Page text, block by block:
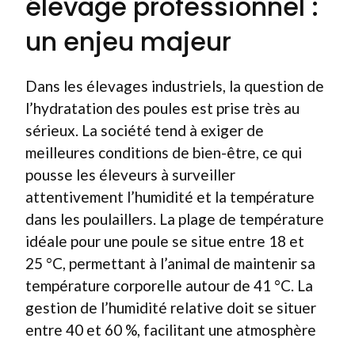
un enjeu majeur
Dans les élevages industriels, la question de
l’hydratation des poules est prise très au
sérieux. La société tend à exiger de
meilleures conditions de bien-être, ce qui
pousse les éleveurs à surveiller
attentivement l’humidité et la température
dans les poulaillers. La plage de température
idéale pour une poule se situe entre 18 et
25 °C, permettant à l’animal de maintenir sa
température corporelle autour de 41 °C. La
gestion de l’humidité relative doit se situer
entre 40 et 60 %, facilitant une atmosphère